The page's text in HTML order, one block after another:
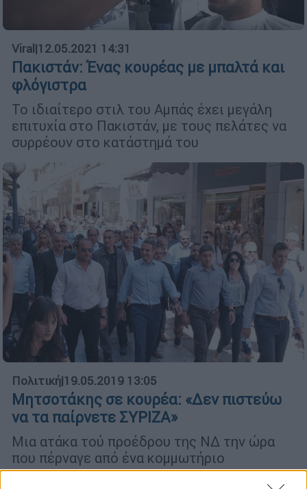
Viral|12.05.2021 14:31
Πακιστάν: Ένας κουρέας με μπαλτά και
φλόγιστρα
Το ιδιαίτερο στιλ του Αμπάς έχει μεγάλη
επιτυχία στο Πακιστάν, με τους πελάτες να
συρρέουν στο κατάστημά του
Πολιτική|19.05.2019 13:05
Μητσοτάκης σε κουρέα: «Δεν πιστεύω
να τα παίρνετε ΣΥΡΙΖΑ»
Μια ατάκα τού προέδρου της ΝΔ την ώρα
που πέρναγε από ένα κομμωτήριο